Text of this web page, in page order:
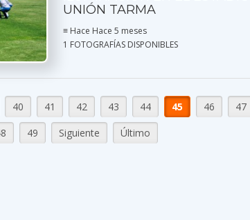
UNIÓN TARMA
≡ Hace Hace 5 meses
1 FOTOGRAFÍAS DISPONIBLES
40 41 42 43 44 45 46
47
49 Siguiente Último